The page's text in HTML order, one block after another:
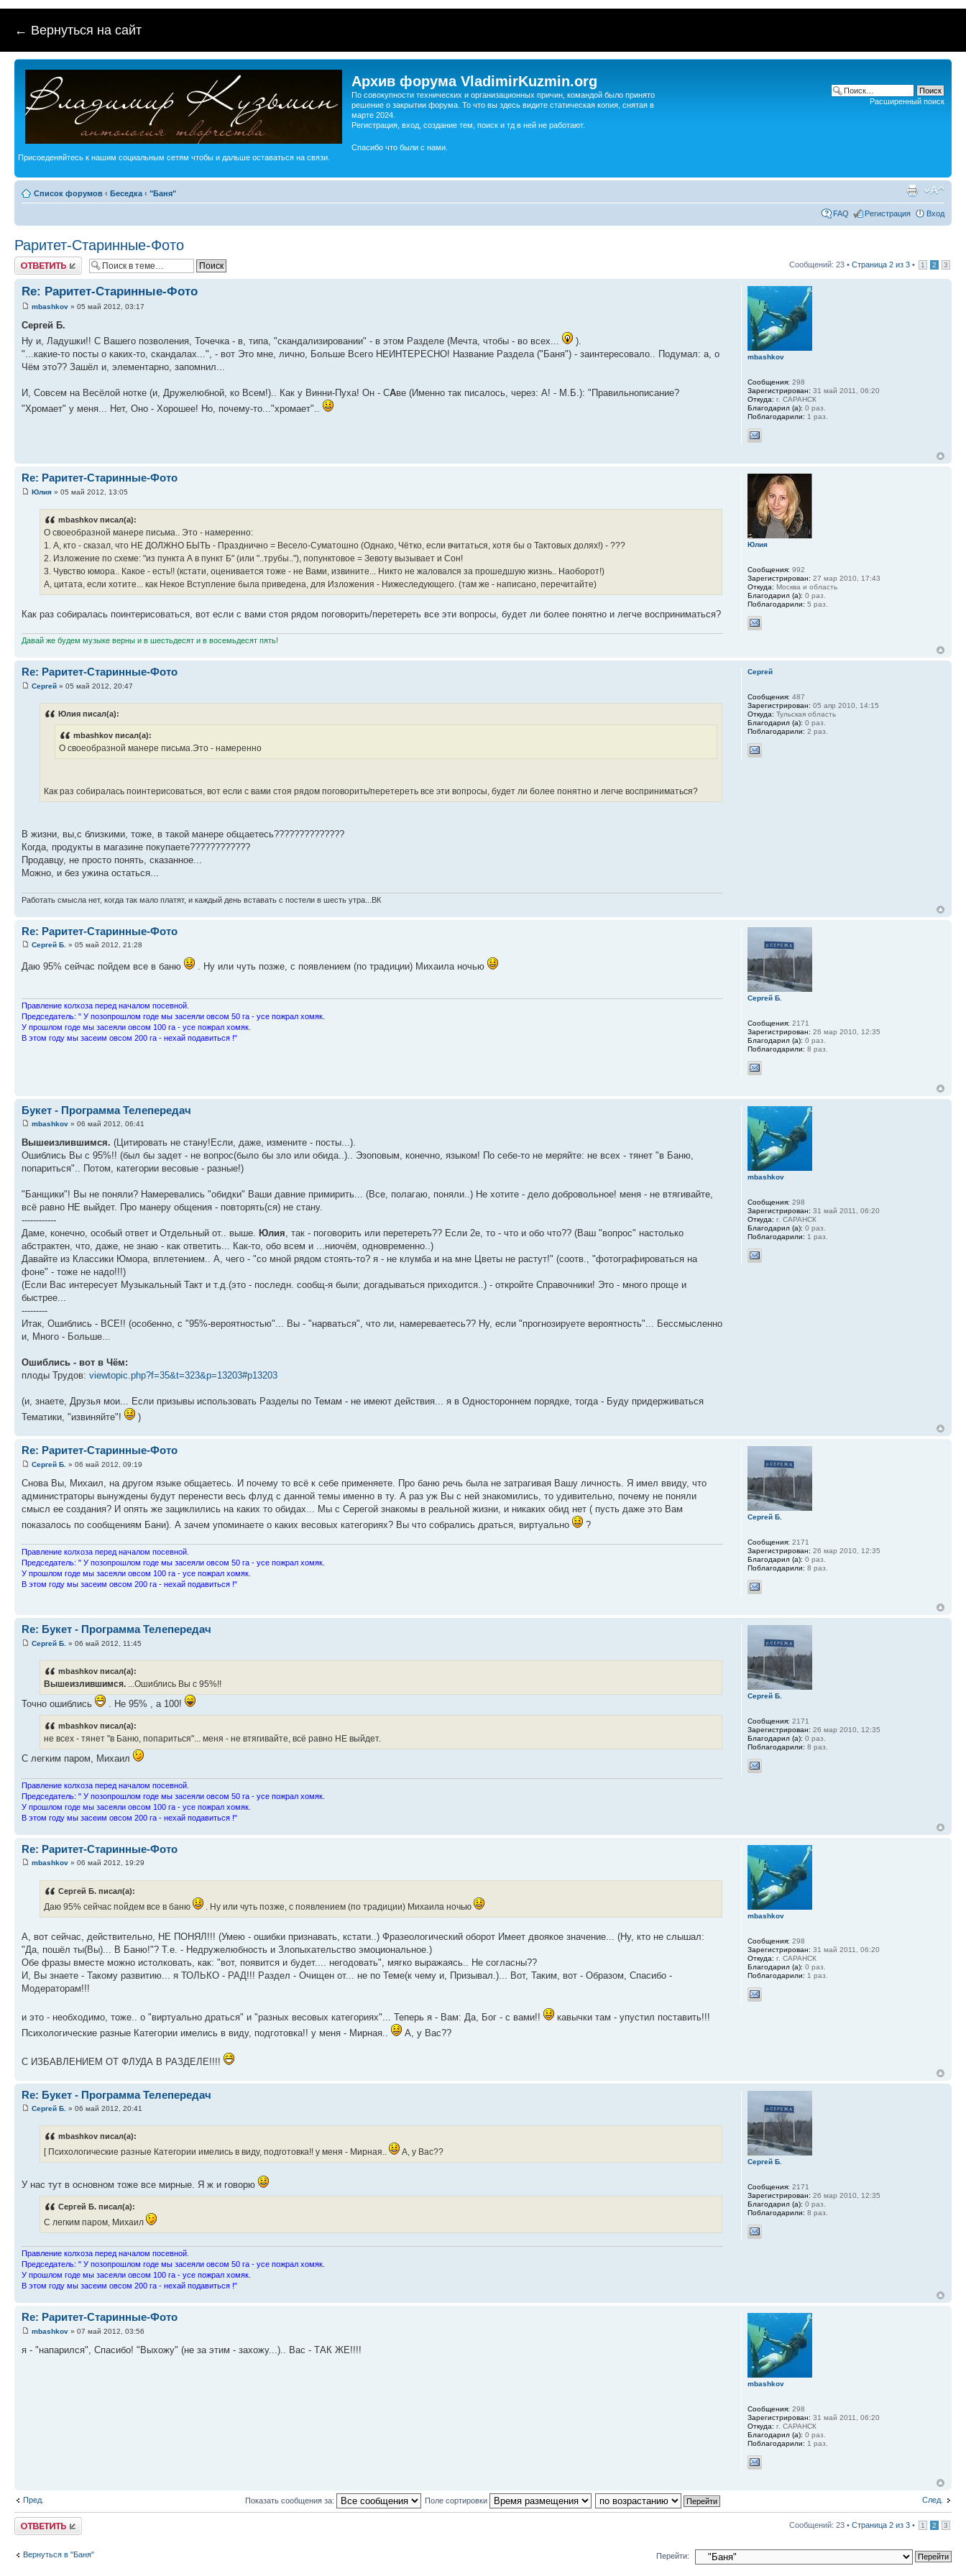
← Вернуться на сайт
Архив форума VladimirKuzmin.org
По совокупности технических и организационных причин, командой было принято
решение о закрытии форума. То что вы здесь видите статическая копия, снятая в
марте 2024.
Регистрация, вход, создание тем, поиск и тд в ней не работают.
Спасибо что были с нами.
Присоеденяйтесь к нашим социальным сетям чтобы и дальше оставаться на связи.
Расширенный поиск
Список форумов ‹ Беседка ‹ "Баня"
FAQ Регистрация Вход
Раритет-Старинные-Фото
Ответить Сообщений: 23 • Страница 2 из 3 • 1 2 3
Re: Раритет-Старинные-Фото
mbashkov » 05 май 2012, 03:17
Сергей Б.
Ну и, Ладушки!! С Вашего позволения, Точечка - в, типа, "скандализировании" - в этом Разделе (Мечта, чтобы - во всех...
).
"...какие-то посты о каких-то, скандалах...", - вот Это мне, лично, Больше Всего НЕИНТЕРЕСНО! Название Раздела ("Баня") - заинтересовало.. Подумал: а, о
Чём это?? Зашёл и, элементарно, запомнил...
И, Совсем на Весёлой нотке (и, Дружелюбной, ко Всем!).. Как у Винни-Пуха! Он - САве (Именно так писалось, через: А! - М.Б.): "Правильнописание?
"Хромает" у меня... Нет, Оно - Хорошее! Но, почему-то..."хромает"..
mbashkov
Сообщения: 298
Зарегистрирован: 31 май 2011, 06:20
Откуда: г. САРАНСК
Благодарил (а): 0 раз.
Поблагодарили: 1 раз.
Re: Раритет-Старинные-Фото
Юлия » 05 май 2012, 13:05
mbashkov писал(а):
О своеобразной манере письма.. Это - намеренно:
1. А, кто - сказал, что НЕ ДОЛЖНО БЫТЬ - Празднично = Весело-Суматошно (Однако, Чётко, если вчитаться, хотя бы о Тактовых долях!) - ???
2. Изложение по схеме: "из пункта А в пункт Б" (или "..трубы.."), попунктовое = Зевоту вызывает и Сон!
3. Чувство юмора.. Какое - есть!! (кстати, оценивается тоже - не Вами, извините... Никто не жаловался за прошедшую жизнь.. Наоборот!)
А, цитата, если хотите... как Некое Вступление была приведена, для Изложения - Нижеследующего. (там же - написано, перечитайте)
Как раз собиралась поинтерисоваться, вот если с вами стоя рядом поговорить/перетереть все эти вопросы, будет ли более понятно и легче восприниматься?
Давай же будем музыке верны и в шестьдесят и в восемьдесят пять!
Юлия
Сообщения: 992
Зарегистрирован: 27 мар 2010, 17:43
Откуда: Москва и область
Благодарил (а): 0 раз.
Поблагодарили: 5 раз.
Re: Раритет-Старинные-Фото
Сергей » 05 май 2012, 20:47
Юлия писал(а):
mbashkov писал(а):
О своеобразной манере письма.Это - намеренно
Как раз собиралась поинтерисоваться, вот если с вами стоя рядом поговорить/перетереть все эти вопросы, будет ли более понятно и легче восприниматься?
В жизни, вы,с близкими, тоже, в такой манере общаетесь??????????????
Когда, продукты в магазине покупаете????????????
Продавцу, не просто понять, сказанное...
Можно, и без ужина остаться...
Работать смысла нет, когда так мало платят, и каждый день вставать с постели в шесть утра...ВК
Сергей
Сообщения: 487
Зарегистрирован: 05 апр 2010, 14:15
Откуда: Тульская область
Благодарил (а): 0 раз.
Поблагодарили: 2 раз.
Re: Раритет-Старинные-Фото
Сергей Б. » 05 май 2012, 21:28
Даю 95% сейчас пойдем все в баню . Ну или чуть позже, с появлением (по традиции) Михаила ночью
Пpавление колхоза пеpед началом посевной.
Пpедседатель: " У позопpошлом годе мы засеяли овсом 50 га - усе пожpал хомяк.
У пpошлом годе мы засеяли овсом 100 га - усе пожpал хомяк.
В этом году мы засеим овсом 200 га - нехай подавиться !"
Сергей Б.
Сообщения: 2171
Зарегистрирован: 26 мар 2010, 12:35
Благодарил (а): 0 раз.
Поблагодарили: 8 раз.
Букет - Программа Телепередач
mbashkov » 06 май 2012, 06:41
Вышеизлившимся. (Цитировать не стану!Если, даже, измените - посты...).
Ошиблись Вы с 95%!! (был бы задет - не вопрос(было бы зло или обида..).. Эзоповым, конечно, языком! По себе-то не меряйте: не всех - тянет "в Баню,
попариться".. Потом, категории весовые - разные!)
"Банщики"! Вы не поняли? Намеревались "обидки" Ваши давние примирить... (Все, полагаю, поняли..) Не хотите - дело добровольное! меня - не втягивайте,
всё равно НЕ выйдет. Про манеру общения - повторять(ся) не стану.
------------
Даме, конечно, особый ответ и Отдельный от.. выше. Юлия, так - поговорить или перетереть?? Если 2е, то - что и обо что?? (Ваш "вопрос" настолько
абстрактен, что, даже, не знаю - как ответить... Как-то, обо всем и ...ниочём, одновременно..)
Давайте из Классики Юмора, вплетением.. А, чего - "со мной рядом стоять-то? я - не клумба и на мне Цветы не растут!" (соотв., "фотографироваться на
фоне" - тоже не надо!!!)
(Если Вас интересует Музыкальный Такт и т.д.(это - последн. сообщ-я были; догадываться приходится..) - откройте Справочники! Это - много проще и
быстрее...
---------
Итак, Ошиблись - ВСЕ!! (особенно, с "95%-вероятностью"... Вы - "нарваться", что ли, намереваетесь?? Ну, если "прогнозируете вероятность"... Бессмысленно
и, Много - Больше...
Ошиблись - вот в Чём:
плоды Трудов: viewtopic.php?f=35&t=323&p=13203#p13203
(и, знаете, Друзья мои... Если призывы использовать Разделы по Темам - не имеют действия... я в Одностороннем порядке, тогда - Буду придерживаться
Тематики, "извиняйте"!
)
mbashkov
Сообщения: 298
Зарегистрирован: 31 май 2011, 06:20
Откуда: г. САРАНСК
Благодарил (а): 0 раз.
Поблагодарили: 1 раз.
Re: Раритет-Старинные-Фото
Сергей Б. » 06 май 2012, 09:19
Снова Вы, Михаил, на другом языке общаетесь. И почему то всё к себе применяете. Про баню речь была не затрагивая Вашу личность. Я имел ввиду, что
администраторы вынуждены будут перенести весь флуд с данной темы именно в ту. А раз уж Вы с ней знакомились, то удивительно, почему не поняли
смысл ее создания? И опять же зациклились на каких то обидах... Мы с Серегой знакомы в реальной жизни, и никаких обид нет ( пусть даже это Вам
показалось по сообщениям Бани). А зачем упоминаете о каких весовых категориях? Вы что собрались драться, виртуально
?
Пpавление колхоза пеpед началом посевной.
Пpедседатель: " У позопpошлом годе мы засеяли овсом 50 га - усе пожpал хомяк.
У пpошлом годе мы засеяли овсом 100 га - усе пожpал хомяк.
В этом году мы засеим овсом 200 га - нехай подавиться !"
Сергей Б.
Сообщения: 2171
Зарегистрирован: 26 мар 2010, 12:35
Благодарил (а): 0 раз.
Поблагодарили: 8 раз.
Re: Букет - Программа Телепередач
Сергей Б. » 06 май 2012, 11:45
mbashkov писал(а):
Вышеизлившимся. ...Ошиблись Вы с 95%!!
Точно ошиблись . Не 95% , а 100!
mbashkov писал(а):
не всех - тянет "в Баню, попариться"... меня - не втягивайте, всё равно НЕ выйдет.
С легким паром, Михаил
Пpавление колхоза пеpед началом посевной.
Пpедседатель: " У позопpошлом годе мы засеяли овсом 50 га - усе пожpал хомяк.
У пpошлом годе мы засеяли овсом 100 га - усе пожpал хомяк.
В этом году мы засеим овсом 200 га - нехай подавиться !"
Сергей Б.
Сообщения: 2171
Зарегистрирован: 26 мар 2010, 12:35
Благодарил (а): 0 раз.
Поблагодарили: 8 раз.
Re: Раритет-Старинные-Фото
mbashkov » 06 май 2012, 19:29
Сергей Б. писал(а):
Даю 95% сейчас пойдем все в баню . Ну или чуть позже, с появлением (по традиции) Михаила ночью
А, вот сейчас, действительно, НЕ ПОНЯЛ!!! (Умею - ошибки признавать, кстати..) Фразеологический оборот Имеет двоякое значение... (Ну, кто не слышал:
"Да, пошёл ты(Вы)... В Баню!"? Т.е. - Недружелюбность и Злопыхательство эмоциональное.)
Обе фразы вместе можно истолковать, как: "вот, появится и будет.... негодовать", мягко выражаясь.. Не согласны??
И, Вы знаете - Такому развитию... я ТОЛЬКО - РАД!!! Раздел - Очищен от... не по Теме(к чему и, Призывал.)... Вот, Таким, вот - Образом, Спасибо -
Модераторам!!!
и это - необходимо, тоже.. о "виртуально драться" и "разных весовых категориях"... Теперь я - Вам: Да, Бог - с вами!!
кавычки там - упустил поставить!!!
Психологические разные Категории имелись в виду, подготовка!! у меня - Мирная..
А, у Вас??
С ИЗБАВЛЕНИЕМ ОТ ФЛУДА В РАЗДЕЛЕ!!!!
mbashkov
Сообщения: 298
Зарегистрирован: 31 май 2011, 06:20
Откуда: г. САРАНСК
Благодарил (а): 0 раз.
Поблагодарили: 1 раз.
Re: Букет - Программа Телепередач
Сергей Б. » 06 май 2012, 20:41
mbashkov писал(а):
[ Психологические разные Категории имелись в виду, подготовка!! у меня - Мирная.. А, у Вас??
У нас тут в основном тоже все мирные. Я ж и говорю
Сергей Б. писал(а):
С легким паром, Михаил
Пpавление колхоза пеpед началом посевной.
Пpедседатель: " У позопpошлом годе мы засеяли овсом 50 га - усе пожpал хомяк.
У пpошлом годе мы засеяли овсом 100 га - усе пожpал хомяк.
В этом году мы засеим овсом 200 га - нехай подавиться !"
Сергей Б.
Сообщения: 2171
Зарегистрирован: 26 мар 2010, 12:35
Благодарил (а): 0 раз.
Поблагодарили: 8 раз.
Re: Раритет-Старинные-Фото
mbashkov » 07 май 2012, 03:56
я - "напарился", Спасибо! "Выхожу" (не за этим - захожу...).. Вас - ТАК ЖЕ!!!!
mbashkov
Сообщения: 298
Зарегистрирован: 31 май 2011, 06:20
Откуда: г. САРАНСК
Благодарил (а): 0 раз.
Поблагодарили: 1 раз.
Пред. След.
Показать сообщения за: Поле сортировки
Ответить Сообщений: 23 • Страница 2 из 3 • 1 2 3
Вернуться в "Баня" Перейти: